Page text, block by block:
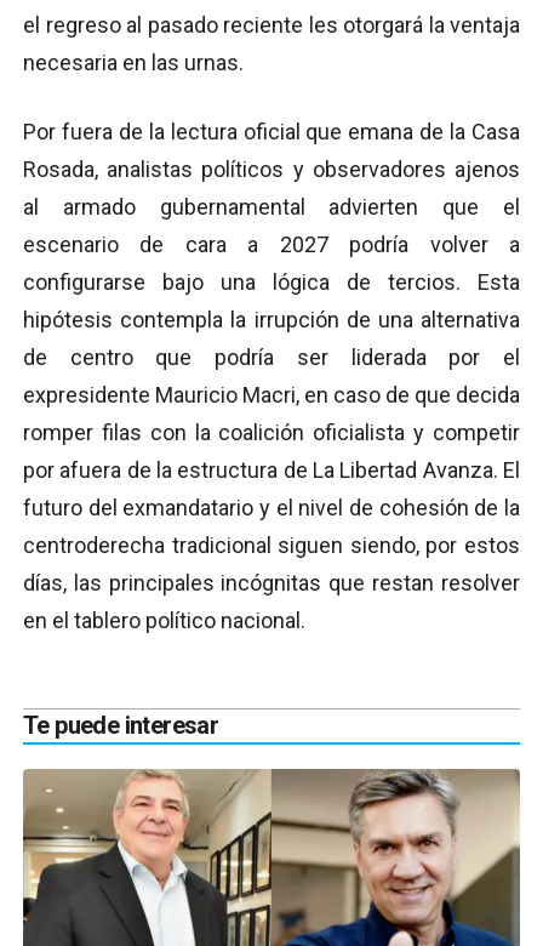
el regreso al pasado reciente les otorgará la ventaja
necesaria en las urnas.
Por fuera de la lectura oficial que emana de la Casa
Rosada, analistas políticos y observadores ajenos
al armado gubernamental advierten que el
escenario de cara a 2027 podría volver a
configurarse bajo una lógica de tercios. Esta
hipótesis contempla la irrupción de una alternativa
de centro que podría ser liderada por el
expresidente Mauricio Macri, en caso de que decida
romper filas con la coalición oficialista y competir
por afuera de la estructura de La Libertad Avanza. El
futuro del exmandatario y el nivel de cohesión de la
centroderecha tradicional siguen siendo, por estos
días, las principales incógnitas que restan resolver
en el tablero político nacional.
Te puede interesar